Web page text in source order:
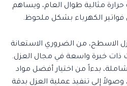
حرارة مثالية طوال العام، ويساهم
الكهرباء بشكل ملحوظ.
الاسطح، من الضروري الاستعانة
ذات خبرة واسعة في مجال العزل.
بدءاً من اختيار أفضل مواد
إلى تنفيذ عملية العزل بدقة